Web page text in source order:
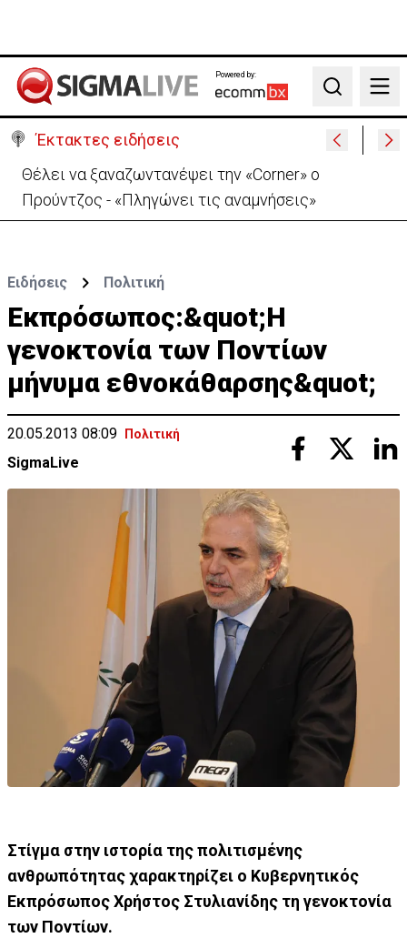
Powered by:
Search
Έκτακτες ειδήσεις
Χειροπέδες σε μοναχό για απόπειρα φόνου-
Μαχαίρωσε στο λαιμό 53χρονο
Ειδήσεις Πολιτική
Εκπρόσωπος:&quot;Η
γενοκτονία των Ποντίων
μήνυμα εθνοκάθαρσης&quot;
20.05.2013 08:09 Πολιτική
SigmaLive
Στίγμα στην ιστορία της πολιτισμένης
ανθρωπότητας χαρακτηρίζει ο Κυβερνητικός
Εκπρόσωπος Χρήστος Στυλιανίδης τη γενοκτονία
των Ποντίων.